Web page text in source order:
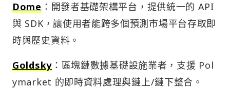
Dome：開發者基礎架構平台，提供統一的 API
與 SDK，讓使用者能跨多個預測市場平台存取即
時與歷史資料。
Goldsky：區塊鏈數據基礎設施業者，支援 Pol
ymarket 的即時資料處理與鏈上/鏈下整合。